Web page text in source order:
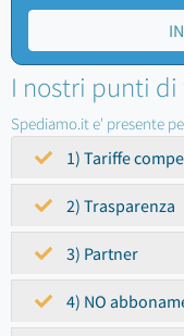
I nostri punti di
Spediamo.it e' presente
1) Tariffe
2) Trasparenza
3) Partner
4) NO